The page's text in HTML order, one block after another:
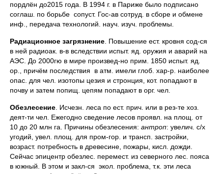
пордлён до2015 года. В 1994 г. в Париже было подписано
соглаш. по борьбе сопуст. Гос-ав сотруд. в сборе и обмене
инф., передача технологий. науч. изуч. проблемы.
Радиационное загрязнение . Повышение ест. кровня сод-ся
в ней радиоак. в-в вследствии испыт. яд. оружия и аварий на
АЭС. До 2000гю в мире произвед-но прим. 1850 испыт. яд.
ор., причём последствия в атм. имели глоб. хар-р. наиболее
опас. для чел. изотопы цезия и стронция, кот. попадают в
почву и затем попищ. цепям попадают в орг. чел.
Обезлесение . Исчезн. леса по ест. прич. или в рез-те хоз.
деят-ти чел. Ежегодно сведение лесов проявл. на площ. от
10 до 20 млн га. Причины обезлесения: антроп: увелич. с/х
угодий, увел. площ. для пром-гор. и трансп. застройки,
возраст. потребность в древесине, пожары, кисл. дожди.
Сейчас эпицентр обезлес. перемест. из северного лес. пояса
в южный. В этом и закл-ся экол. проблема, т.к. эти леса